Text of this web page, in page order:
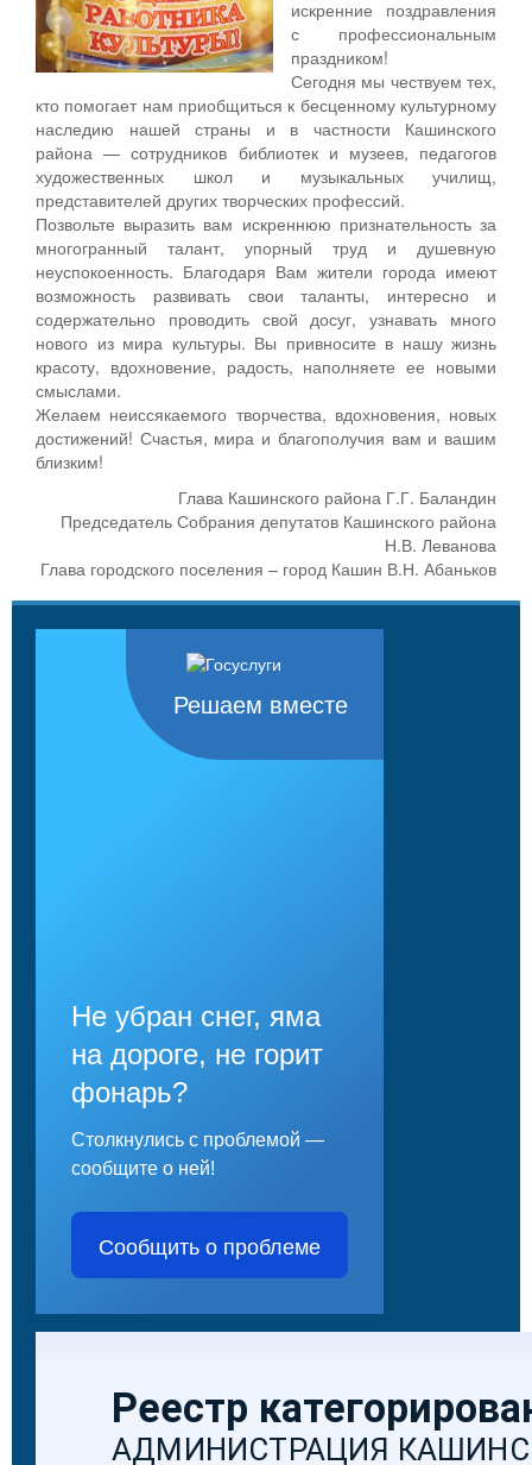
искренние поздравления
с профессиональным
праздником!
Сегодня мы чествуем тех,
кто помогает нам приобщиться к бесценному культурному
наследию нашей страны и в частности Кашинского
района — сотрудников библиотек и музеев, педагогов
художественных школ и музыкальных училищ,
представителей других творческих профессий.
Позвольте выразить вам искреннюю признательность за
многогранный талант, упорный труд и душевную
неуспокоенность. Благодаря Вам жители города имеют
возможность развивать свои таланты, интересно и
содержательно проводить свой досуг, узнавать много
нового из мира культуры. Вы привносите в нашу жизнь
красоту, вдохновение, радость, наполняете ее новыми
смыслами.
Желаем неиссякаемого творчества, вдохновения, новых
достижений! Счастья, мира и благополучия вам и вашим
близким!
Глава Кашинского района Г.Г. Баландин
Председатель Собрания депутатов Кашинского района
Н.В. Леванова
Глава городского поселения – город Кашин В.Н. Абаньков
Решаем вместе
Не убран снег, яма
на дороге, не горит
фонарь?
Столкнулись с проблемой —
сообщите о ней!
Сообщить о проблеме